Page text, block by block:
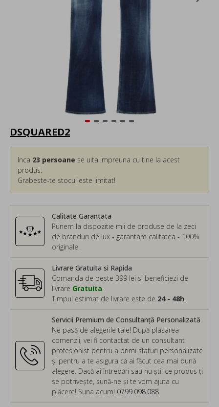
DSQUARED2
Calitate Garantata
Punem la dispozitie mii de produse de la zeci
de branduri de lux - garantam calitatea - 100%
originale.
Inca 23 persoane se uita impreuna cu tine la acest
produs.
Grabeste-te stocul este limitat!
Servicii Premium de Consultanță Personalizată
Ne pasă de alegerile tale! După plasarea
comenzii, vei fi contactat de un consultant
profesionist pentru a primi sfaturi personalizate
și pentru a te asigura că ai făcut cea mai bună
alegere. Dacă ai întrebări sau nu știi ce produs ți
se potrivește, sună-ne și te vom ajuta cu
plăcere! Suna acum! 0799.098.088
Livrare Gratuita si Rapida
Comanda de peste 399 lei si beneficiezi de
livrare Gratuita
Timpul estimat de livrare este de 24 - 48h